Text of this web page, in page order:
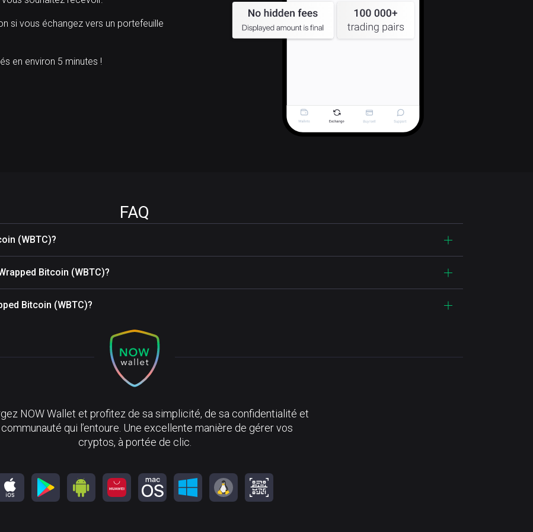
si vous échangez vers un portefeuille
en environ 5 minutes !
FAQ
(WBTC)?
Bitcoin (WBTC)?
Bitcoin (WBTC)?
NOW Wallet et profitez de sa simplicité, de sa confidentialité et
qui l’entoure. Une excellente manière de gérer vos
cryptos, à portée de clic.